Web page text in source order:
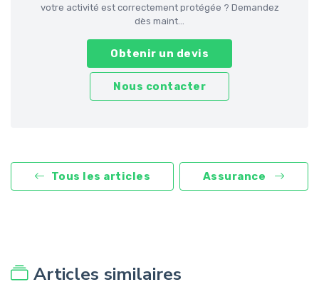
votre activité est correctement protégée ? Demandez
dès maint...
Obtenir un devis
Nous contacter
Tous les articles Assurance
Articles similaires